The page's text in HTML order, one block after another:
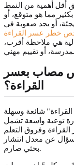
أقل أهمية من النمط
مما هو متوقع، أو
أو يجد صعوبة في
خطر عسر القراءة
هي ملاحظة أقرب،
5 أشخاص مصاب بعسر
القراءة؟
بعسر القراءة" شائعة وسهلة
توعية واسعة تشمل
وفروق التعلم
عن معدل انتشار
بحثي صارم.